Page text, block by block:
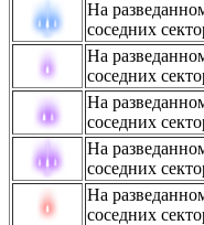
На
соседних
На
соседних
На
соседних
На
соседних
На
соседних